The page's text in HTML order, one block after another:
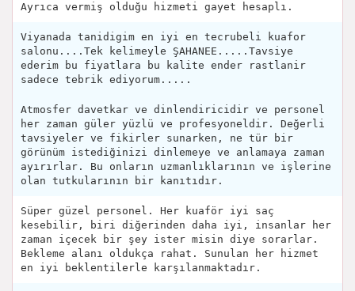
Ayrıca vermiş olduğu hizmeti gayet hesaplı.
Viyanada tanidigim en iyi en tecrubeli kuafor
salonu....Tek kelimeyle ŞAHANEE.....Tavsiye
ederim bu fiyatlara bu kalite ender rastlanir
sadece tebrik ediyorum.....
Atmosfer davetkar ve dinlendiricidir ve personel
her zaman güler yüzlü ve profesyoneldir. Değerli
tavsiyeler ve fikirler sunarken, ne tür bir
görünüm istediğinizi dinlemeye ve anlamaya zaman
ayırırlar. Bu onların uzmanlıklarının ve işlerine
olan tutkularının bir kanıtıdır.
Süper güzel personel. Her kuaför iyi saç
kesebilir, biri diğerinden daha iyi, insanlar her
zaman içecek bir şey ister misin diye sorarlar.
Bekleme alanı oldukça rahat. Sunulan her hizmet
en iyi beklentilerle karşılanmaktadır.